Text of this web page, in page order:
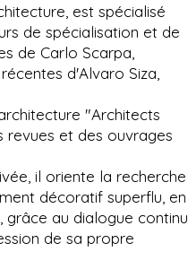
est spécialisé
de spécialisation et de
de Carlo Scarpa,
d'Alvaro Siza,
"Architects
revues et des ouvrages
il oriente la recherche
décoratif superflu, en
grâce au dialogue continu
de sa propre